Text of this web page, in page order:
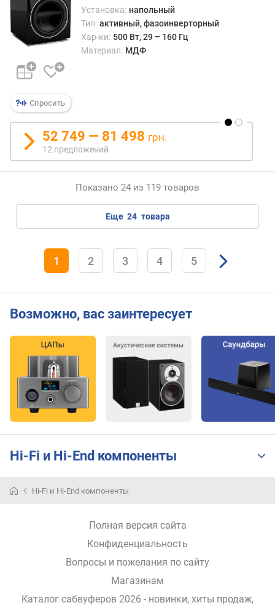
Спросить
Установка: напольный
Тип: активный, фазоинверторный
Хар-ки: 500 Вт, 29 – 160 Гц
Материал: МДФ
52 749 — 81 498 грн.
12 предложений
Показано 24 из 119 товаров
еще 24 товара
1 2 3 4 5
Возможно, вас заинтересует
Hi-Fi и Hi-End компоненты
Hi-Fi и Hi-End компоненты
Полная версия сайта
Конфиденциальность
Вопросы и пожелания по сайту
Магазинам
Каталог сабвуферов 2026 - новинки, хиты продаж,